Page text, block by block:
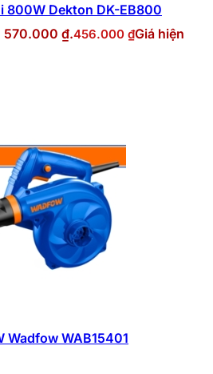
800W Dekton DK-EB800
570.000 ₫.456.000 ₫Giá hiện
WAB15401